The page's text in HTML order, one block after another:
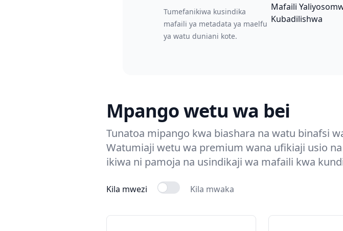
Tumefanikiwa kusindika
mafaili ya metadata ya maelfu
ya watu duniani kote.
Mafaili
Kubadilishwa
Mpango wetu wa bei
Tunatoa mipango kwa biashara na watu binafsi
Watumiaji wetu wa premium wana ufikiaji usio
ikiwa ni pamoja na usindikaji wa mafaili kwa
Kila mwezi Kila mwaka